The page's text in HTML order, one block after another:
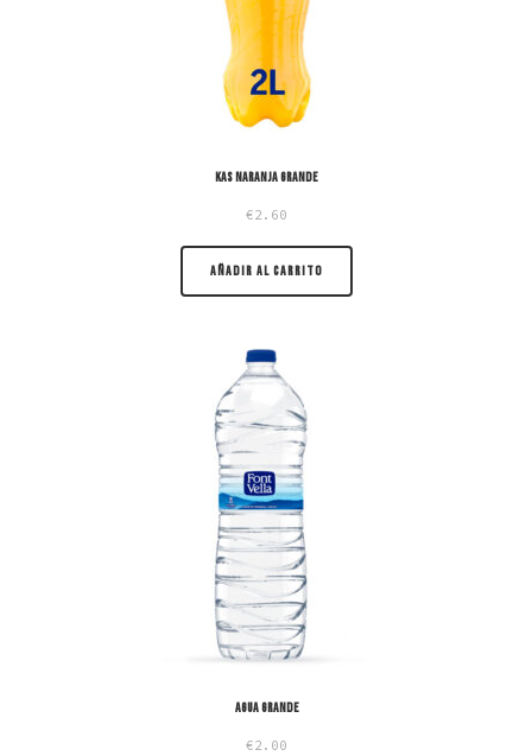
Kas Naranja grande
€2.60
AÑADIR AL CARRITO
Agua grande
€2.00